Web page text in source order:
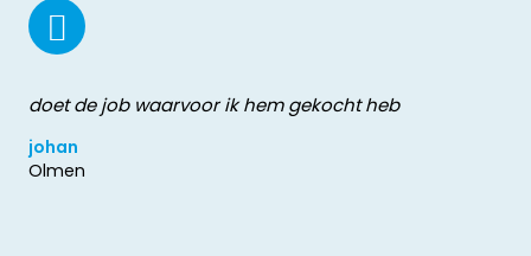
doet de job waarvoor ik hem gekocht heb
johan
Olmen